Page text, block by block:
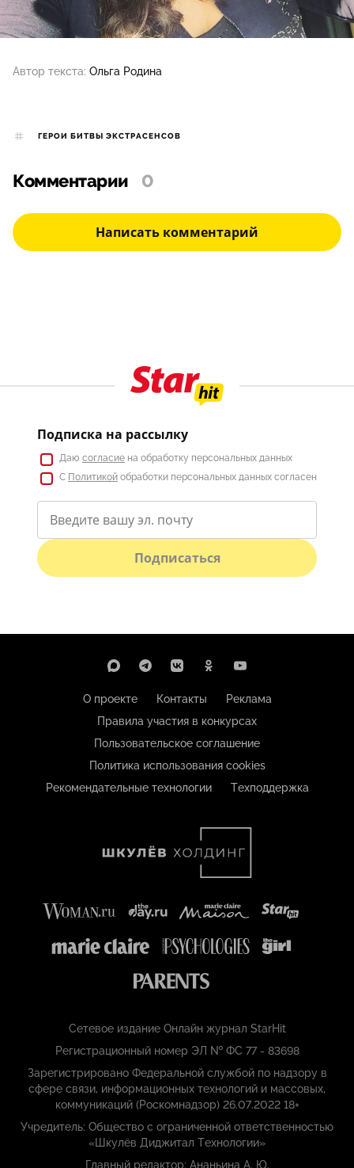
Автор текста: Ольга Родина
ГЕРОИ БИТВЫ ЭКСТРАСЕНСОВ
Комментарии 0
Написать комментарий
Подписка на рассылку
Даю согласие на обработку персональных данных
С Политикой обработки персональных данных согласен
Подписаться
О проекте Контакты
Реклама
Правила участия в конкурсах
Пользовательское соглашение
Политика использования cookies
Рекомендательные технологии
Техподдержка
Сетевое издание Онлайн журнал StarHit
Регистрационный номер ЭЛ № ФС 77 - 83698
Зарегистрировано Федеральной службой по надзору в
сфере связи, информационных технологий и массовых,
коммуникаций (Роскомнадзор) 26.07.2022 18+
Учредитель: Общество с ограниченной ответственностью
«Шкулёв Диджитал Технологии»
Главный редактор: Ананьина А. Ю.